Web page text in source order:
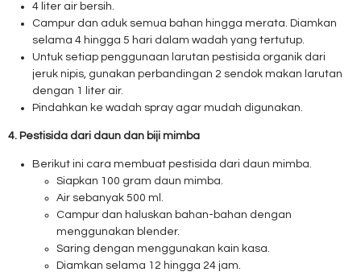
4 liter air bersih.
Campur dan aduk semua bahan hingga merata. Diamkan
selama 4 hingga 5 hari dalam wadah yang tertutup.
Untuk setiap penggunaan larutan pestisida organik dari
jeruk nipis, gunakan perbandingan 2 sendok makan larutan
dengan 1 liter air.
Pindahkan ke wadah spray agar mudah digunakan.
4. Pestisida dari daun dan biji mimba
Berikut ini cara membuat pestisida dari daun mimba.
Siapkan 100 gram daun mimba.
Air sebanyak 500 ml.
Campur dan haluskan bahan-bahan dengan
menggunakan blender.
Saring dengan menggunakan kain kasa.
Diamkan selama 12 hingga 24 jam.